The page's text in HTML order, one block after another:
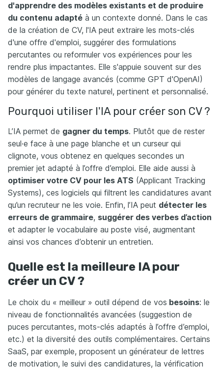
d'apprendre des modèles existants et de produire
du contenu adapté à un contexte donné. Dans le cas
de la création de CV, l'IA peut extraire les mots-clés
d'une offre d'emploi, suggérer des formulations
percutantes ou reformuler vos expériences pour les
rendre plus impactantes. Elle s'appuie souvent sur des
modèles de langage avancés (comme GPT d'OpenAI)
pour générer du texte naturel, pertinent et personnalisé.
Pourquoi utiliser l'IA pour créer son CV ?
L’IA permet de gagner du temps. Plutôt que de rester
seul·e face à une page blanche et un curseur qui
clignote, vous obtenez en quelques secondes un
premier jet adapté à l’offre d’emploi. Elle aide aussi à
optimiser votre CV pour les ATS (Applicant Tracking
Systems), ces logiciels qui filtrent les candidatures avant
qu’un recruteur ne les voie. Enfin, l’IA peut détecter les
erreurs de grammaire, suggérer des verbes d’action
et adapter le vocabulaire au poste visé, augmentant
ainsi vos chances d’obtenir un entretien.
Quelle est la meilleure IA pour
créer un CV ?
Le choix du « meilleur » outil dépend de vos besoins: le
niveau de fonctionnalités avancées (suggestion de
puces percutantes, mots-clés adaptés à l’offre d’emploi,
etc.) et la diversité des outils complémentaires. Certains
SaaS, par exemple, proposent un générateur de lettres
de motivation, le suivi des candidatures, la vérification